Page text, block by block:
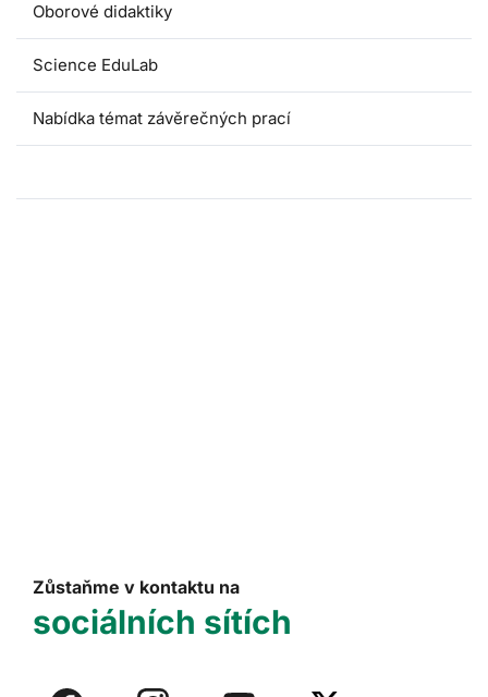
Oborové didaktiky
Science EduLab
Nabídka témat závěrečných prací
Zůstaňme v kontaktu na
sociálních sítích